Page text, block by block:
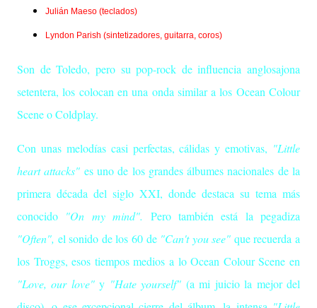
Julián Maeso (teclados)
Lyndon Parish (sintetizadores, guitarra, coros)
Son de Toledo, pero su pop-rock de influencia anglosajona
setentera, los colocan en una onda similar a los Ocean Colour
Scene o Coldplay.
Con unas melodías casi perfectas, cálidas y emotivas, "Little
heart attacks" es uno de los grandes álbumes nacionales de la
primera década del siglo XXI, donde destaca su tema más
conocido "On my mind". Pero también está la pegadiza
"Often", el sonido de los 60 de "Can't you see" que recuerda a
los Troggs, esos tiempos medios a lo Ocean Colour Scene en
"Love, our love"y "Hate yourself" (a mi juicio la mejor del